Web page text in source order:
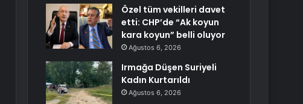
Özel tüm vekilleri davet
etti: CHP’de “Ak koyun
kara koyun” belli oluyor
Ağustos 6, 2026
Irmağa Düşen Suriyeli
Kadın Kurtarıldı
Ağustos 6, 2026